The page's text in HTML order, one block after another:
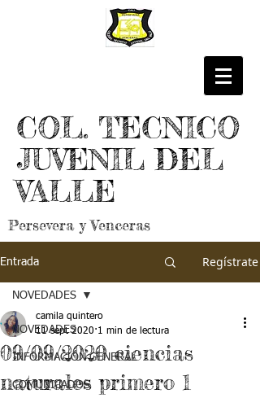
COL. TECNICO
JUVENIL DEL
VALLE
Persevera y Venceras
Entrada Regístrate
NOVEDADES
INFORMACIÓN GENERAL
COMUNICADOS
NOVEDADES
09/09/2020 ciencias
naturales primero 1
camila quintero
11 sept 2020 1 min de lectura